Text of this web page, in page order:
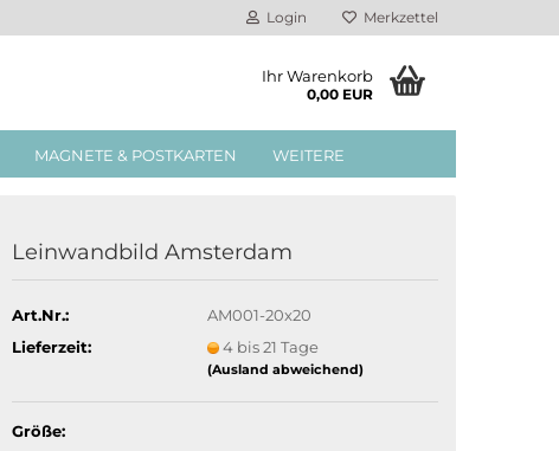
Login Merkzettel
Ihr Warenkorb
0,00 EUR
MAGNETE & POSTKARTEN WEITERE
Leinwandbild Amsterdam
Art.Nr.:
AM001-20x20
Lieferzeit:
4 bis 21 Tage
(Ausland abweichend)
Größe: